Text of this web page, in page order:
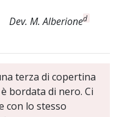
Dev. M. Alberioned
terza di copertina
bordata di nero. Ci
con lo stesso